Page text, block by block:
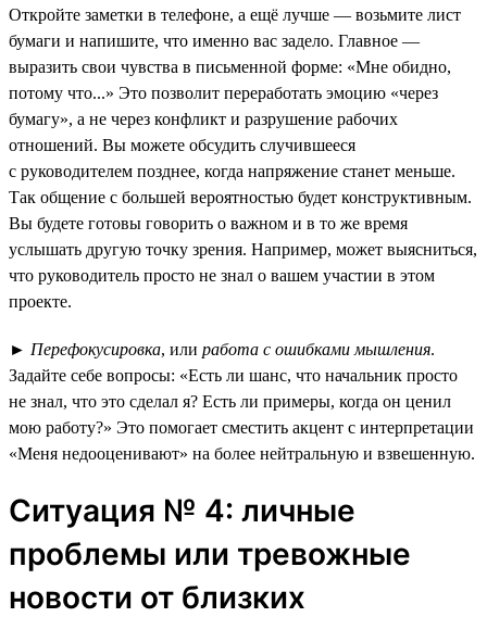
Откройте заметки в телефоне, а ещё лучше — возьмите лист
бумаги и напишите, что именно вас задело. Главное —
выразить свои чувства в письменной форме: «Мне обидно,
потому что...» Это позволит переработать эмоцию «через
бумагу», а не через конфликт и разрушение рабочих
отношений. Вы можете обсудить случившееся
с руководителем позднее, когда напряжение станет меньше.
Так общение с большей вероятностью будет конструктивным.
Вы будете готовы говорить о важном и в то же время
услышать другую точку зрения. Например, может выясниться,
что руководитель просто не знал о вашем участии в этом
проекте.
► Перефокусировка, или работа с ошибками мышления.
Задайте себе вопросы: «Есть ли шанс, что начальник просто
не знал, что это сделал я? Есть ли примеры, когда он ценил
мою работу?» Это помогает сместить акцент с интерпретации
«Меня недооценивают» на более нейтральную и взвешенную.
Ситуация № 4: личные
проблемы или тревожные
новости от близких